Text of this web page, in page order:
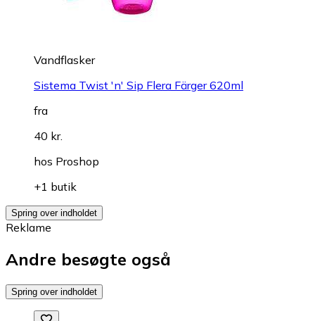
Vandflasker
Sistema Twist 'n' Sip Flera Färger 620ml
fra
40 kr.
hos Proshop
+1 butik
Spring over indholdet
Reklame
Andre besøgte også
Spring over indholdet